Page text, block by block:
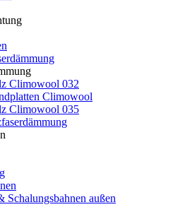
Climowool 032
Climowool
Climowool 035
Schalungsbahnen außen